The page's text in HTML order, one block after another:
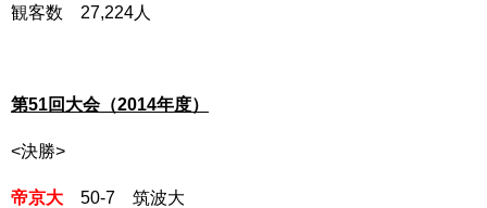
観客数 27,224人
第51回大会（2014年度）
<決勝>
帝京大 50-7 筑波大